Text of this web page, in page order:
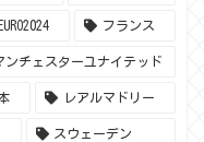
EURO2024 フランス
ンチェスターユナイテッド
レアルマドリー
スウェーデン